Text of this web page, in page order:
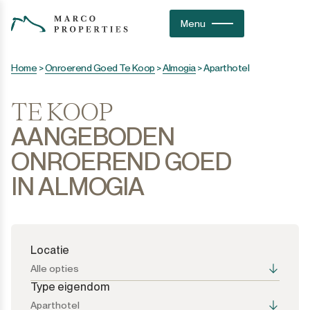
Menu
Home >Onroerend Goed Te Koop >Almogia>Aparthotel
TE KOOP
AANGEBODEN
ONROEREND GOED
IN ALMOGIA
Locatie
Alle opties
Type eigendom
Aparthotel